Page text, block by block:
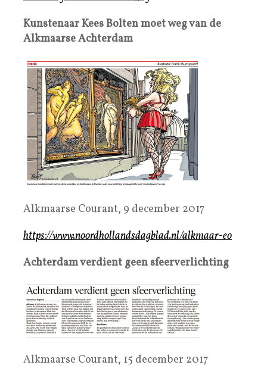
Kunstenaar Kees Bolten moet weg van de
Alkmaarse Achterdam
Alkmaarse Courant, 9 december 2017
https://www.noordhollandsdagblad.nl/alkmaar-eo
Achterdam verdient geen sfeerverlichting
Alkmaarse Courant, 15 december 2017